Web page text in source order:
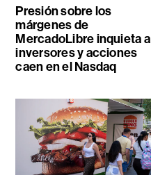
Presión sobre los
márgenes de
MercadoLibre inquieta a
inversores y acciones
caen en el Nasdaq